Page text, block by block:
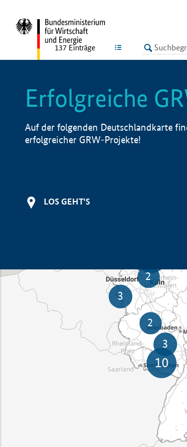
LISTE
137 Einträge
Erfolgreiche
Auf der folgenden Deutschlandkarte
erfolgreicher GRW-Projekte!
LOS GEHT'S